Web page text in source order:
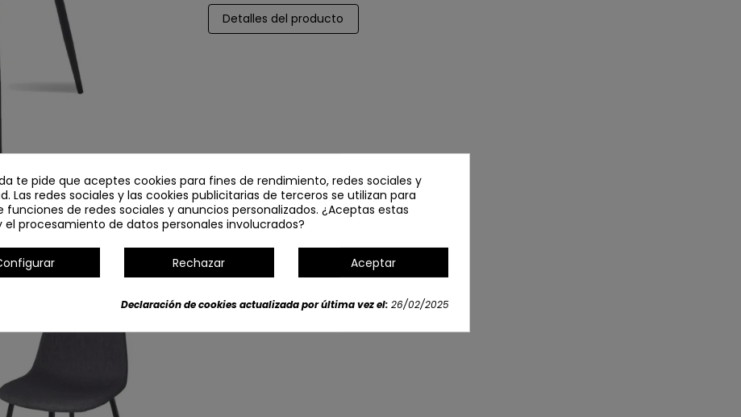
Detalles del producto
te pide que aceptes cookies para fines de rendimiento, redes sociales y
Las redes sociales y las cookies publicitarias de terceros se utilizan para
de redes sociales y anuncios personalizados. ¿Aceptas estas
el procesamiento de datos personales involucrados?
Rechazar Aceptar
Declaración de cookies actualizada por última vez el:26/02/2025